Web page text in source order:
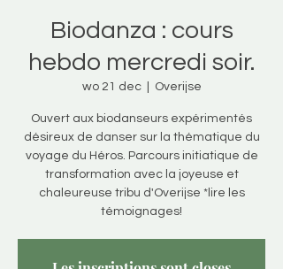
Biodanza : cours
hebdo mercredi soir.
wo 21 dec
  |
Overijse
Ouvert aux biodanseurs expérimentés
désireux de danser sur la thématique du
voyage du Héros. Parcours initiatique de
transformation avec la joyeuse et
chaleureuse tribu d'Overijse *lire les
témoignages!